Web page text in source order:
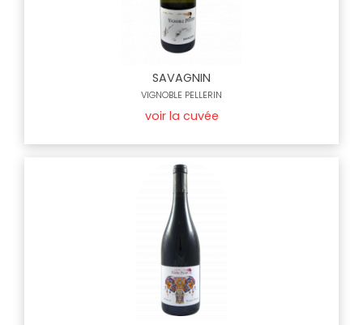
SAVAGNIN
VIGNOBLE PELLERIN
voir la cuvée